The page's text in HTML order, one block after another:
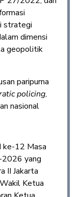
strategi
dimensi
geopolitik
paripurna
policing,
nasional
ke-12 Masa
2026 yang
II Jakarta
Ketua